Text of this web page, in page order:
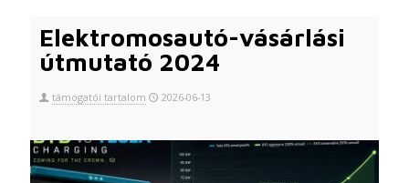
Elektromosautó-vásárlási
útmutató 2024
támogatói tartalom 2026-06-13